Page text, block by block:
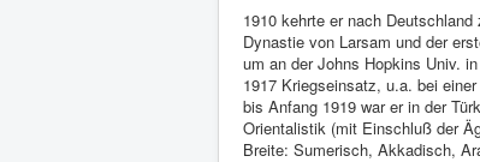
1910 kehrte er nach
Dynastie von Larsam und der
um an der Johns Hopkins Univ.
1917 Kriegseinsatz, u.a. bei
bis Anfang 1919 war er in der
Orientalistik (mit Einschluß der
Breite: Sumerisch, Akkadisch,